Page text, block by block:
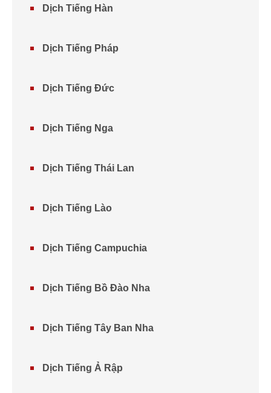
Dịch Tiếng Hàn
Dịch Tiếng Pháp
Dịch Tiếng Đức
Dịch Tiếng Nga
Dịch Tiếng Thái Lan
Dịch Tiếng Lào
Dịch Tiếng Campuchia
Dịch Tiếng Bồ Đào Nha
Dịch Tiếng Tây Ban Nha
Dịch Tiếng Ả Rập